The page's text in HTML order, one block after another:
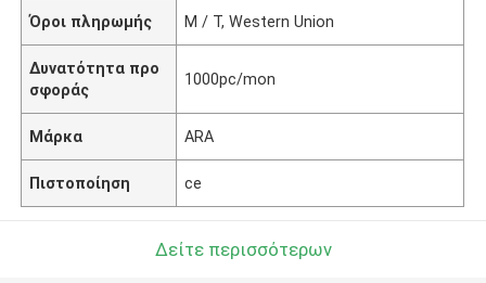
Όροι πληρωμής Μ / Τ, Western Union
Δυνατότητα προ
σφοράς
1000pc/mon
Μάρκα ARA
Πιστοποίηση ce
Δείτε περισσότερων